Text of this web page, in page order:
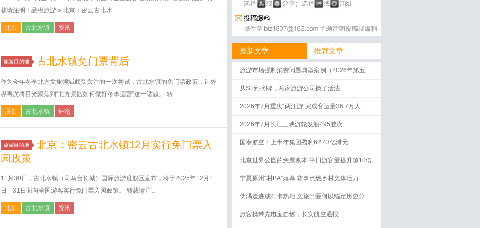
载请注明：品橙旅游 » 北京：密云古北水...
北京 古北水镇 资讯
旅游目的地 古北水镇免门票背后
作为今年冬季北方文旅领域颇受关注的一次尝试，古北水镇的免门票政策，让外
界再次将目光聚焦到“北方景区如何做好冬季运营”这一话题。 转...
原创 古北水镇 评论
旅游目的地
北京：密云古北水镇12月实行免门票入
园政策
11月30日，古北水镇（司马台长城）国际旅游度假区宣布，将于2025年12月1
日—31日面向全国游客实行免门票入园政策。 转载请注...
北京 古北水镇 资讯
最新文章 推荐文章
旅游市场强制消费问题典型案例（2026年第五
从ST到摘牌，两家旅游公司换了活法
2026年7月重庆“两江游”完成客运量36.7万人
2026年7月长江三峡游轮发船495艘次
国泰航空：上半年集团盈利62.43亿港元
北京世界公园的免票账本:平日游客量提升超10倍
宁夏原州“村BA”落幕 赛事点燃乡村文体活力
伪满遗迹成打卡热地,文旅出圈何以锚定历史分
旅客携带充电宝自燃，长安航空通报